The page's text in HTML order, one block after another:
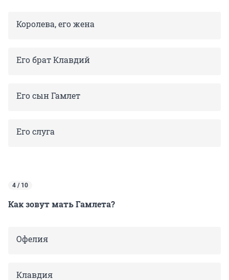
Королева, его жена
Его брат Клавдий
Его сын Гамлет
Его слуга
4 / 10
Как зовут мать Гамлета?
Офелия
Клавдия